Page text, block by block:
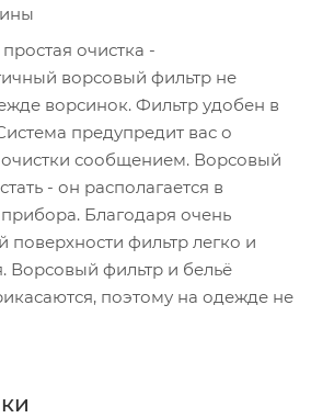
очистка -
ворсовый фильтр не
ворсинок. Фильтр удобен в
предупредит вас о
сообщением. Ворсовый
- он располагается в
Благодаря очень
поверхности фильтр легко и
Ворсовый фильтр и бельё
поэтому на одежде не